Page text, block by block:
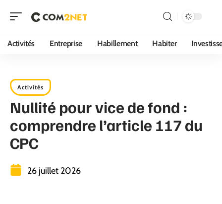
Activités Entreprise Habillement Habiter
Activités
Nullité pour vice de fond :
comprendre l’article 117 du
CPC
26 juillet 2026